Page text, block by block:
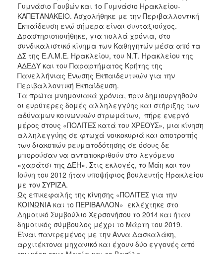
Γυμνάσιο Γουβών και 1ο Γυμνάσιο Ηρακλείου-
ΚΑΠΕΤΑΝΑΚΕΙΟ. Ασχολήθηκε με την Περιβαλλοντική
Εκπαίδευση ενώ σήμερα είναι συνταξιούχος.
Δραστηριοποιήθηκε, για πολλά χρόνια, στο
συνδικαλιστικό κίνημα των Καθηγητών μέσα από τα
ΔΣ της Ε.Λ.Μ.Ε. Ηρακλείου, του Ν.Τ. Ηρακλείου της
ΑΔΕΔΥ και του Παραρτήματος Κρήτης της
Πανελλήνιας Ένωσης Εκπαιδευτικών για την
Περιβαλλοντική Εκπαίδευση.
Τα πρώτα μνημονιακά χρόνια, πριν δημιουργηθούν
οι ευρύτερες δομές αλληλεγγύης και στήριξης των
αδύναμων κοινωνικών στρωμάτων, πήρε ενεργό
μέρος στους «ΠΟΛΙΤΕΣ κατά του ΧΡΕΟΥΣ», μια κίνηση
αλληλεγγύης σε φτωχά νοικοκυριά και αποτροπής
των διακοπών ρευματοδότησης σε όσους δε
μπορούσαν να ανταποκριθούν στο λεγόμενο
«χαράτσι της ΔΕΗ». Στις εκλογές, το Μάη και τον
Ιούνη του 2012 ήταν υποψήφιος βουλευτής Ηρακλείου
με τον ΣΥΡΙΖΑ.
Ως επικεφαλής της κίνησης «ΠΟΛΙΤΕΣ για την
ΚΟΙΝΩΝΙΑ και το ΠΕΡΙΒΑΛΛΟΝ» εκλέχτηκε στο
Δημοτικό Συμβούλιο Χερσονήσου το 2014 και ήταν
δημοτικός σύμβουλος μέχρι το Μάρτη του 2019.
Είναι παντρεμένος με την Άννα Δασκαλάκη,
αρχιτέκτονα μηχανικό και έχουν δύο εγγονές από